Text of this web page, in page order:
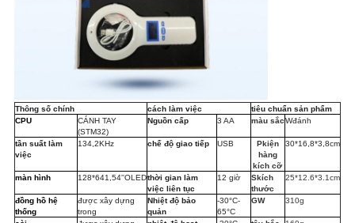
Thông số chính cách làm việc
tiêu chuẩn sản phẩm
CPU
CÁNH TAY
(STM32)
Nguồn cấp 3 AA màu sắcWđánh
tần suất làm
việc
134,2KHz chế độ giao tiếp USB Pkiện
hàng
kích cỡ
30*16,8*3,8cm
màn hình 128*641,54''OLEDthời gian làm
việc liên tục
12 giờ Skích
thước
25*12.6*3.1cm
đồng hồ hệ
thống
được xây dựng
trong
Nhiệt độ bảo
quản
-30°C-
65°C
GW 310g